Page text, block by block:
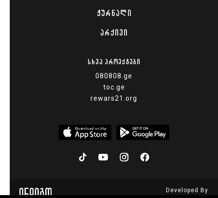
ᲟᲣᲠᲜᲐᲚᲘ
ᲐᲠᲥᲘᲕᲘ
ᲡᲮᲕᲐ ᲞᲠᲝᲔᲥᲢᲔᲑᲘ
080808.ge
toc.ge
rewars21.org
Developed By